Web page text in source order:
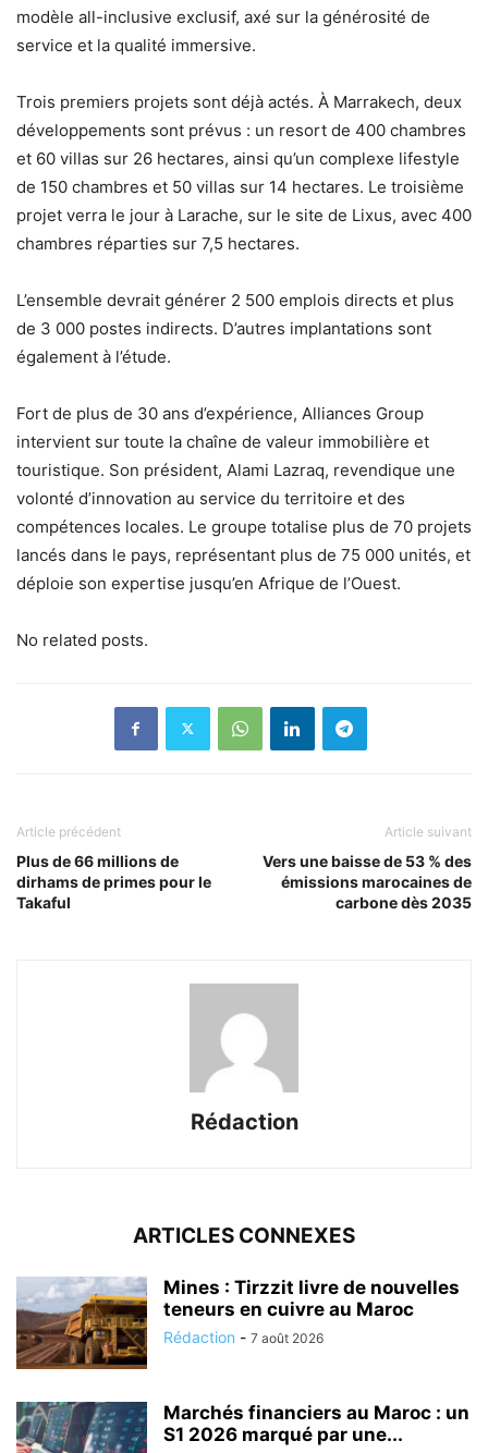
modèle all-inclusive exclusif, axé sur la générosité de
service et la qualité immersive.
Trois premiers projets sont déjà actés. À Marrakech, deux
développements sont prévus : un resort de 400 chambres
et 60 villas sur 26 hectares, ainsi qu’un complexe lifestyle
de 150 chambres et 50 villas sur 14 hectares. Le troisième
projet verra le jour à Larache, sur le site de Lixus, avec 400
chambres réparties sur 7,5 hectares.
L’ensemble devrait générer 2 500 emplois directs et plus
de 3 000 postes indirects. D’autres implantations sont
également à l’étude.
Fort de plus de 30 ans d’expérience, Alliances Group
intervient sur toute la chaîne de valeur immobilière et
touristique. Son président, Alami Lazraq, revendique une
volonté d’innovation au service du territoire et des
compétences locales. Le groupe totalise plus de 70 projets
lancés dans le pays, représentant plus de 75 000 unités, et
déploie son expertise jusqu’en Afrique de l’Ouest.
No related posts.
Article précédent
Plus de 66 millions de
dirhams de primes pour le
Takaful
Article suivant
Vers une baisse de 53 % des
émissions marocaines de
carbone dès 2035
Rédaction
ARTICLES CONNEXES
Mines : Tirzzit livre de nouvelles
teneurs en cuivre au Maroc
Rédaction - 7 août 2026
Marchés financiers au Maroc : un
S1 2026 marqué par une...